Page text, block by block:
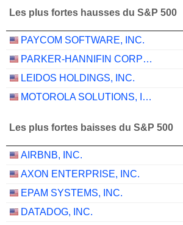
Les plus fortes hausses du S&P 500
PAYCOM SOFTWARE, INC.
PARKER-HANNIFIN CORPORATION
LEIDOS HOLDINGS, INC.
MOTOROLA SOLUTIONS, INC.
Les plus fortes baisses du S&P 500
AIRBNB, INC.
AXON ENTERPRISE, INC.
EPAM SYSTEMS, INC.
DATADOG, INC.